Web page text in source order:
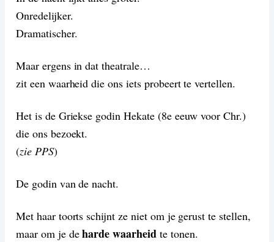
Onredelijker.
Dramatischer.
Maar ergens in dat theatrale…
zit een waarheid die ons iets probeert te vertellen.
Het is de Griekse godin Hekate (8e eeuw voor Chr.)
die ons bezoekt.
(zie PPS)
De godin van de nacht.
Met haar toorts schijnt ze niet om je gerust te stellen,
maar om je deharde waarheid te tonen.